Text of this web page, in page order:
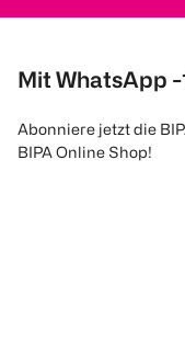
Mit WhatsApp
Abonniere jetzt die
BIPA Online Shop!